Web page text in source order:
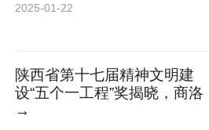
2025-01-22
陕西省第十七届精神文明建
设“五个一工程”奖揭晓，商洛
→